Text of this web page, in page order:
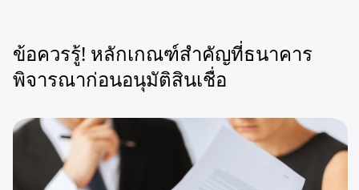
ข้อควรรู้! หลักเกณฑ์สำคัญที่ธนาคาร
พิจารณาก่อนอนุมัติสินเชื่อ